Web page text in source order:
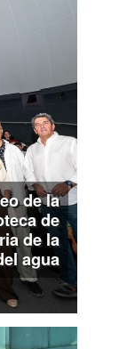
de la
de
de la
agua